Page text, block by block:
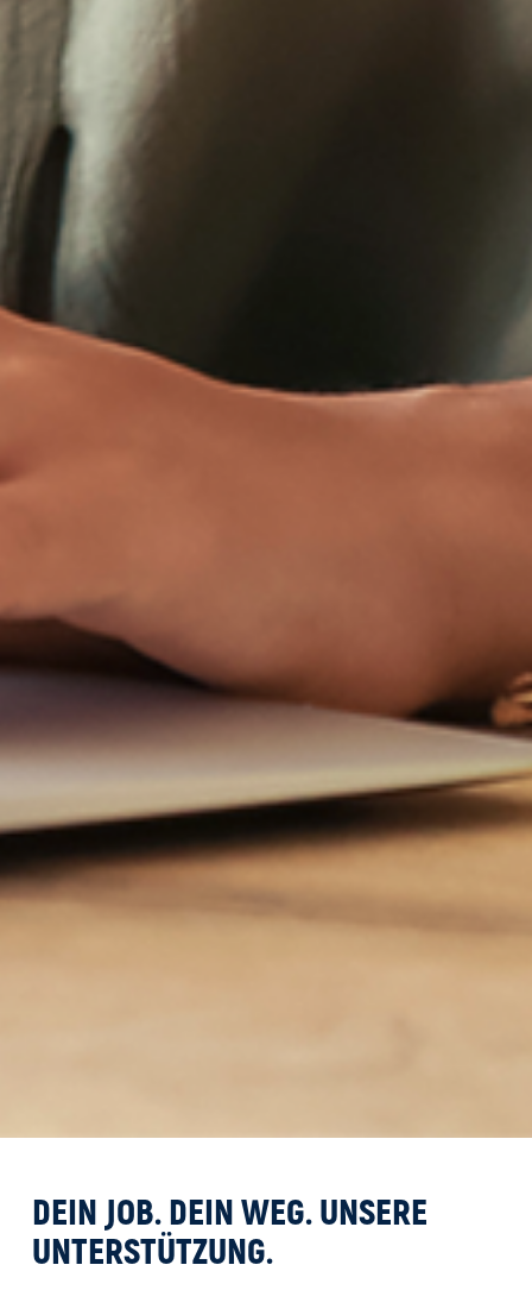
DEIN JOB. DEIN WEG. UNSERE
UNTERSTÜTZUNG.